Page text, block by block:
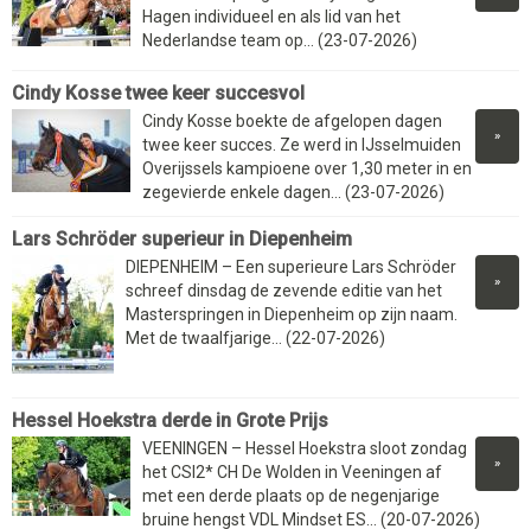
Hagen individueel en als lid van het
Nederlandse team op... (23-07-2026)
Cindy Kosse twee keer succesvol
»
Cindy Kosse boekte de afgelopen dagen
twee keer succes. Ze werd in IJsselmuiden
Overijssels kampioene over 1,30 meter in en
zegevierde enkele dagen... (23-07-2026)
Lars Schröder superieur in Diepenheim
»
DIEPENHEIM – Een superieure Lars Schröder
schreef dinsdag de zevende editie van het
Masterspringen in Diepenheim op zijn naam.
Met de twaalfjarige... (22-07-2026)
Hessel Hoekstra derde in Grote Prijs
»
VEENINGEN – Hessel Hoekstra sloot zondag
het CSI2* CH De Wolden in Veeningen af
met een derde plaats op de negenjarige
bruine hengst VDL Mindset ES... (20-07-2026)